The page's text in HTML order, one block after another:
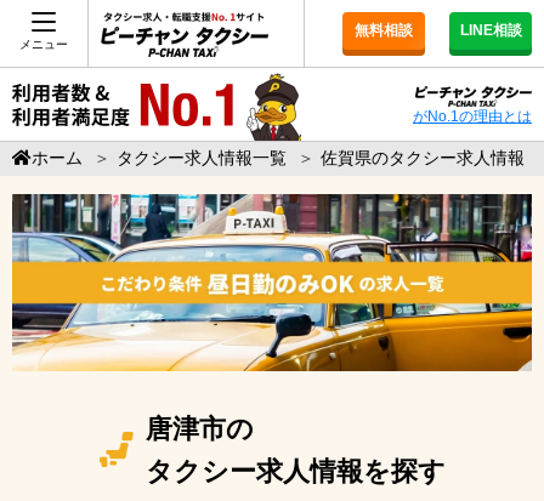
メニュー
無料相談 LINE相談
がNo.1の理由とは
ホーム ＞ タクシー求人情報一覧 ＞ 佐賀県のタクシー求人情報
唐津市の
タクシー求人情報を探す